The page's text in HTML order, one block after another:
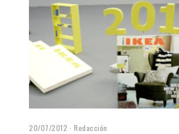
20/07/2012 Redacción